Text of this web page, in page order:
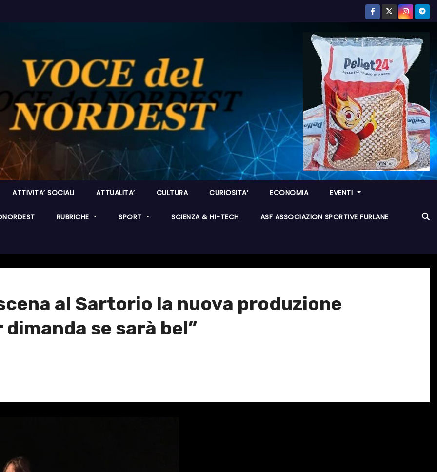
ATTIVITA’ SOCIALI ATTUALITA’ CULTURA CURIOSITA’ ECONOMIA EVENTI
RUBRICHE SPORT SCIENZA & HI-TECH ASF ASSOCIAZION SPORTIVE FURLANE
al Sartorio la nuova produzione
se sarà bel”